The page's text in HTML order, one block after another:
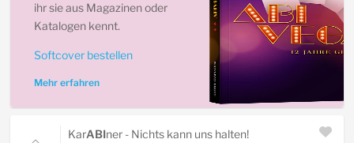
ihr sie aus Magazinen oder
Katalogen kennt.
Softcover bestellen
Mehr erfahren
KarABIner - Nichts kann uns halten!